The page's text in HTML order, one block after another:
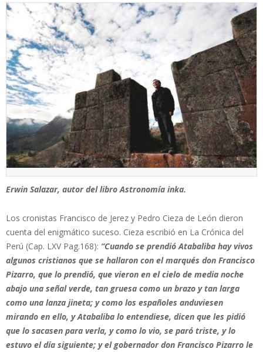
Erwin Salazar, autor del libro Astronomía inka.
Los cronistas Francisco de Jerez y Pedro Cieza de León dieron
cuenta del enigmático suceso. Cieza escribió en La Crónica del
Perú (Cap. LXV Pag.168): “Cuando se prendió Atabaliba hay vivos
algunos cristianos que se hallaron con el marqués don Francisco
Pizarro, que lo prendió, que vieron en el cielo de media noche
abajo una señal verde, tan gruesa como un brazo y tan larga
como una lanza jineta; y como los españoles anduviesen
mirando en ello, y Atabaliba lo entendiese, dicen que les pidió
que lo sacasen para verla, y como lo vio, se paró triste, y lo
estuvo el día siguiente; y el gobernador don Francisco Pizarro le